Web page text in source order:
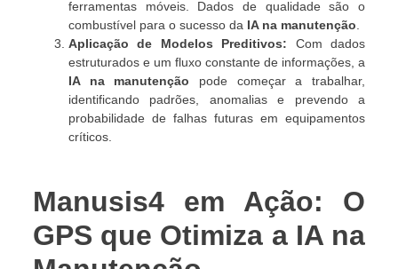
ferramentas móveis. Dados de qualidade são o
combustível para o sucesso da IA na manutenção.
Aplicação de Modelos Preditivos: Com dados
estruturados e um fluxo constante de informações, a
IA na manutenção pode começar a trabalhar,
identificando padrões, anomalias e prevendo a
probabilidade de falhas futuras em equipamentos
críticos.
Manusis4 em Ação: O
GPS que Otimiza a IA na